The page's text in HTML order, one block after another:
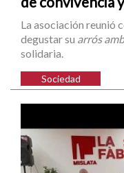
La asociación reunió
degustar su arrós
solidaria.
Sociedad